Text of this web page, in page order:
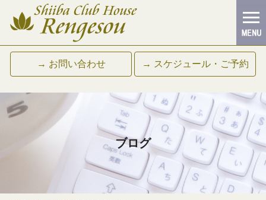
→ お問い合わせ → スケジュール・ご予約
ブログ